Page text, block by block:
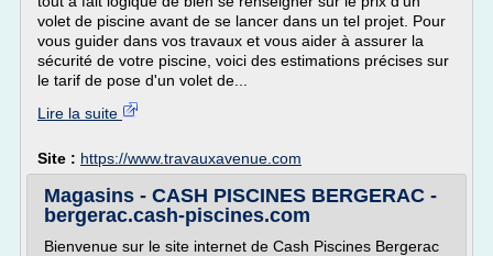
volet de piscine avant de se lancer dans un tel projet. Pour
vous guider dans vos travaux et vous aider à assurer la
sécurité de votre piscine, voici des estimations précises sur
le tarif de pose d'un volet de...
Lire la suite
Site : https://www.travauxavenue.com
Magasins - CASH PISCINES BERGERAC -
bergerac.cash-piscines.com
Bienvenue sur le site internet de Cash Piscines Bergerac